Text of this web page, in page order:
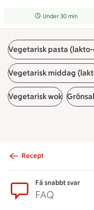
Receptet tar Under 30
Under 30 min
Vegetarisk pasta
Vegetarisk middag
Vegetarisk wok
Recept
Få snabbt svar
FAQ